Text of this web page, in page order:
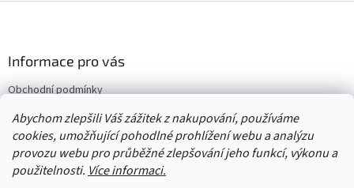
Abychom zlepšili Váš zážitek z nakupování, používáme
cookies, umožňující pohodlné prohlížení webu a analýzu
provozu webu pro průběžné zlepšování jeho funkcí, výkonu a
použitelnosti. Více informaci.
í
Informace pro vás
Obchodní podmínky
Vrácení/výměna/reklamace
Velkoobchod